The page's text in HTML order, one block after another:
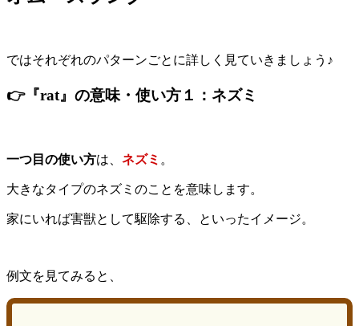
ではそれぞれのパターンごとに詳しく見ていきましょう♪
👉『rat』の意味・使い方１：ネズミ
一つ目の使い方は、 ネズミ 。
大きなタイプのネズミのことを意味します。
家にいれば害獣として駆除する、といったイメージ。
例文を見てみると、